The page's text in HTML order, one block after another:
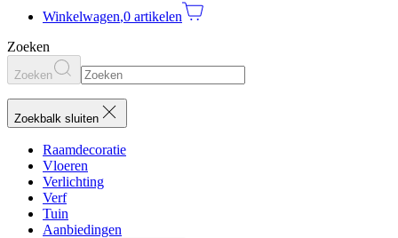
Winkelwagen,0 artikelen
Zoeken
Zoeken
Zoekbalk sluiten
Raamdecoratie
Vloeren
Verlichting
Verf
Tuin
Aanbiedingen